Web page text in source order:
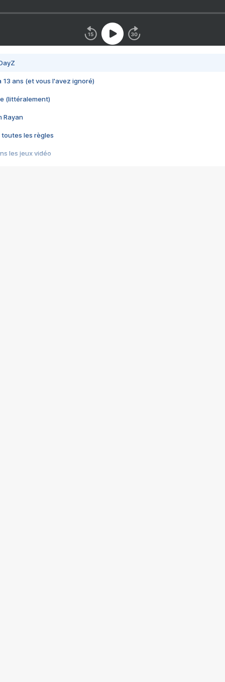
13 ans (et vous l'avez ignoré)
(littéralement)
Rayan
toutes les règles
les jeux vidéo